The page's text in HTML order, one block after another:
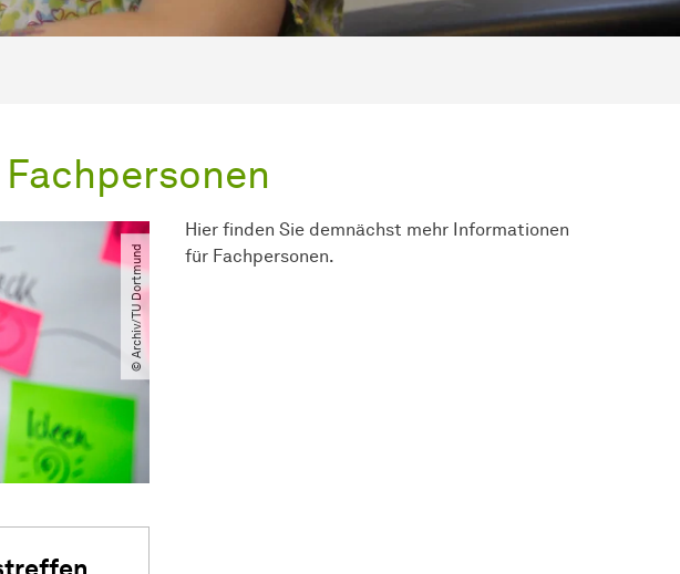
© Archiv​/​TU Dortmund
Hier finden Sie demnächst mehr Informationen
für Fachpersonen.